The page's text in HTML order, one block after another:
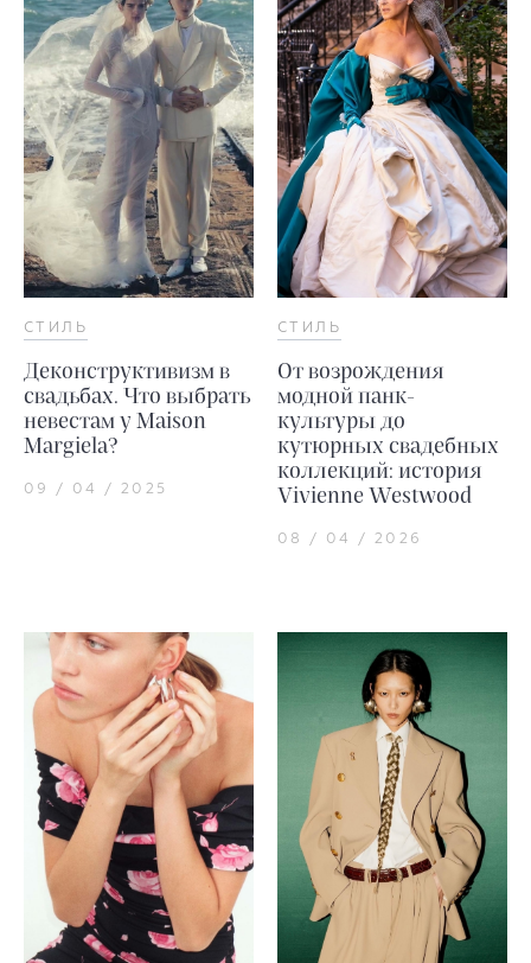
СТИЛЬ
Деконструктивизм в
свадьбах. Что выбрать
невестам у Maison
Margiela?
09 / 04 / 2025
СТИЛЬ
От возрождения
модной панк-
культуры до
кутюрных свадебных
коллекций: история
Vivienne Westwood
08 / 04 / 2026